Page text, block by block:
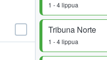
1 - 4 lippua
Tribuna Norte
1 - 4 lippua